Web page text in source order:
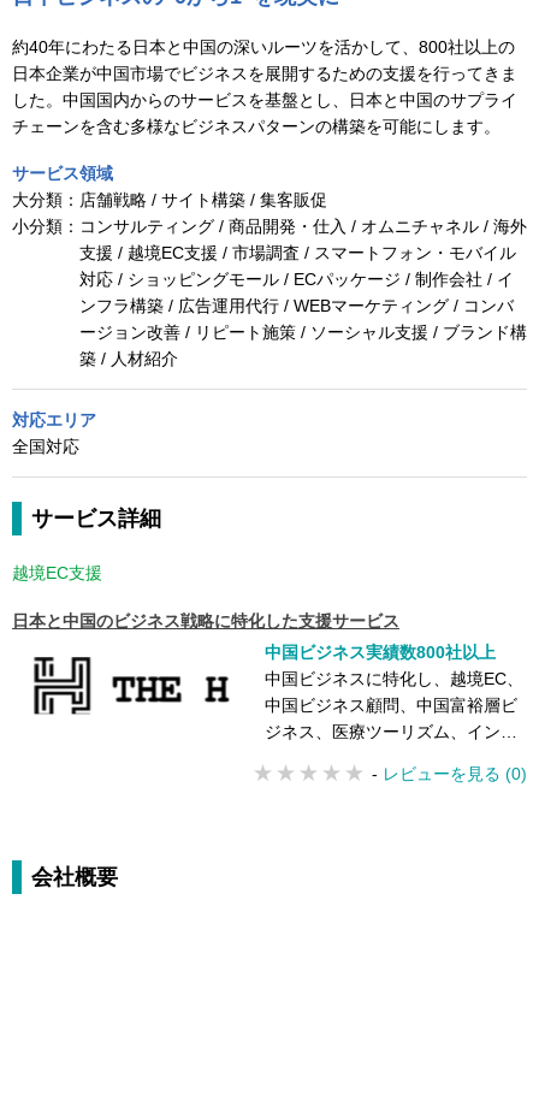
約40年にわたる日本と中国の深いルーツを活かして、800社以上の
日本企業が中国市場でビジネスを展開するための支援を行ってきま
した。中国国内からのサービスを基盤とし、日本と中国のサプライ
チェーンを含む多様なビジネスパターンの構築を可能にします。
サービス領域
大分類： 店舗戦略 / サイト構築 / 集客販促
小分類： コンサルティング / 商品開発・仕入 / オムニチャネル / 海外
支援 / 越境EC支援 / 市場調査 / スマートフォン・モバイル
対応 / ショッピングモール / ECパッケージ / 制作会社 / イ
ンフラ構築 / 広告運用代行 / WEBマーケティング / コンバ
ージョン改善 / リピート施策 / ソーシャル支援 / ブランド構
築 / 人材紹介
対応エリア
全国対応
サービス詳細
越境EC支援
日本と中国のビジネス戦略に特化した支援サービス
中国ビジネス実績数800社以上
中国ビジネスに特化し、越境EC、
中国ビジネス顧問、中国富裕層ビ
ジネス、医療ツーリズム、インバ
日本企業を支援しています。
- レビューを見る (0)
会社概要